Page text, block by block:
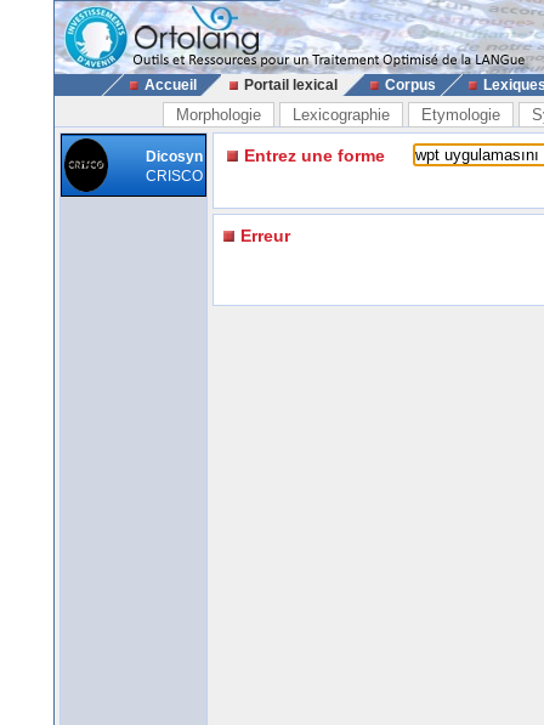
Accueil Portail lexical Corpus
Morphologie Lexicographie Etymologie
Dicosyn
CRISCO
Entrez une forme
Erreur